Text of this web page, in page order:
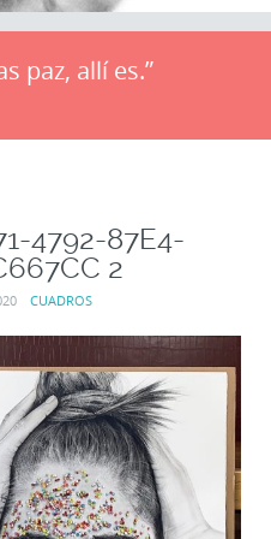
paz, allí es.”
4792-87E4-
2
CUADROS